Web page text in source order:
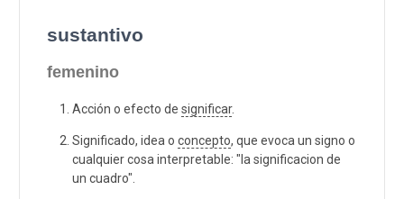
sustantivo
femenino
Acción o efecto de significar.
Significado, idea o concepto, que evoca un signo o
cualquier cosa interpretable: "la significacion de
un cuadro".